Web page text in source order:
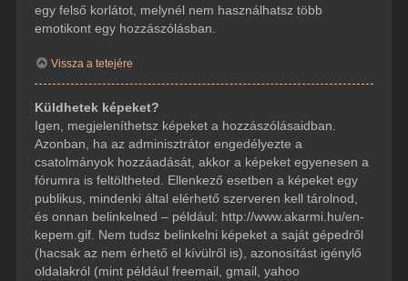
egy felső korlátot, melynél nem használhatsz több
emotikont egy hozzászólásban.
Vissza a tetejére
Küldhetek képeket?
Igen, megjeleníthetsz képeket a hozzászólásaidban.
Azonban, ha az adminisztrátor engedélyezte a
csatolmányok hozzáadását, akkor a képeket egyenesen a
fórumra is feltöltheted. Ellenkező esetben a képeket egy
publikus, mindenki által elérhető szerveren kell tárolnod,
és onnan belinkelned – például: http://www.akarmi.hu/en-
kepem.gif. Nem tudsz belinkelni képeket a saját gépedről
(hacsak az nem érhető el kívülről is), azonosítást igénylő
oldalakról (mint például freemail, gmail, yahoo